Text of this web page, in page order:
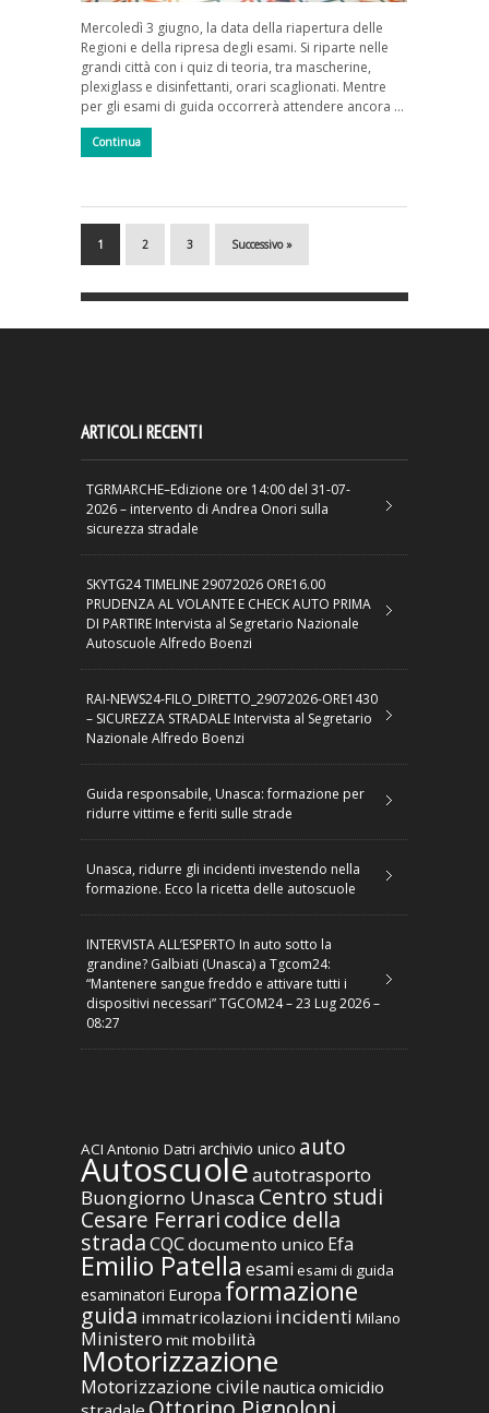
Mercoledì 3 giugno, la data della riapertura delle
Regioni e della ripresa degli esami. Si riparte nelle
grandi città con i quiz di teoria, tra mascherine,
plexiglass e disinfettanti, orari scaglionati. Mentre
per gli esami di guida occorrerà attendere ancora …
Continua
1 2 3 Successivo »
ARTICOLI RECENTI
TGRMARCHE–Edizione ore 14:00 del 31-07-
2026 – intervento di Andrea Onori sulla
sicurezza stradale
SKYTG24 TIMELINE 29072026 ORE16.00
PRUDENZA AL VOLANTE E CHECK AUTO PRIMA
DI PARTIRE Intervista al Segretario Nazionale
Autoscuole Alfredo Boenzi
RAI-NEWS24-FILO_DIRETTO_29072026-ORE1430
– SICUREZZA STRADALE Intervista al Segretario
Nazionale Alfredo Boenzi
Guida responsabile, Unasca: formazione per
ridurre vittime e feriti sulle strade
Unasca, ridurre gli incidenti investendo nella
formazione. Ecco la ricetta delle autoscuole
INTERVISTA ALL’ESPERTO In auto sotto la
grandine? Galbiati (Unasca) a Tgcom24:
“Mantenere sangue freddo e attivare tutti i
dispositivi necessari” TGCOM24 – 23 Lug 2026 –
08:27
ACI Antonio Datri archivio unico auto
Autoscuoleautotrasporto
Buongiorno Unasca Centro studi
Cesare Ferraricodice della
stradaCQCdocumento unico Efa
Emilio Patella esami esami di guida
esaminatori Europa formazione
guida immatricolazioni incidenti Milano
Ministero mit mobilità
Motorizzazione
Motorizzazione civile nautica omicidio